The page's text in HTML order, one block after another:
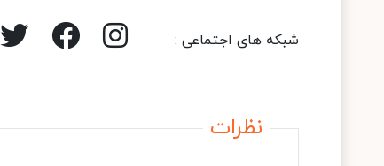
شبکه های اجتماعی :
نظرات